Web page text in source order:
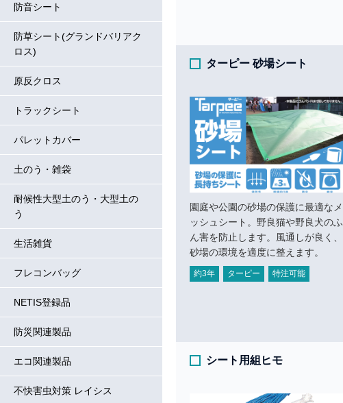
防音シート
防草シート(グランドバリアク
ロス)
原反クロス
トラックシート
パレットカバー
土のう・雑袋
耐候性大型土のう・大型土の
う
生活雑貨
フレコンバッグ
NETIS登録品
防災関連製品
エコ関連製品
不快害虫対策 レイシス
ターピー 砂場シート
園庭や公園の砂場の保護に最適なメ
ッシュシート。野良猫や野良犬のふ
ん害を防止します。風通しが良く、
砂場の環境を適度に整えます。
約3年 ターピー 特注可能
シート用組ヒモ